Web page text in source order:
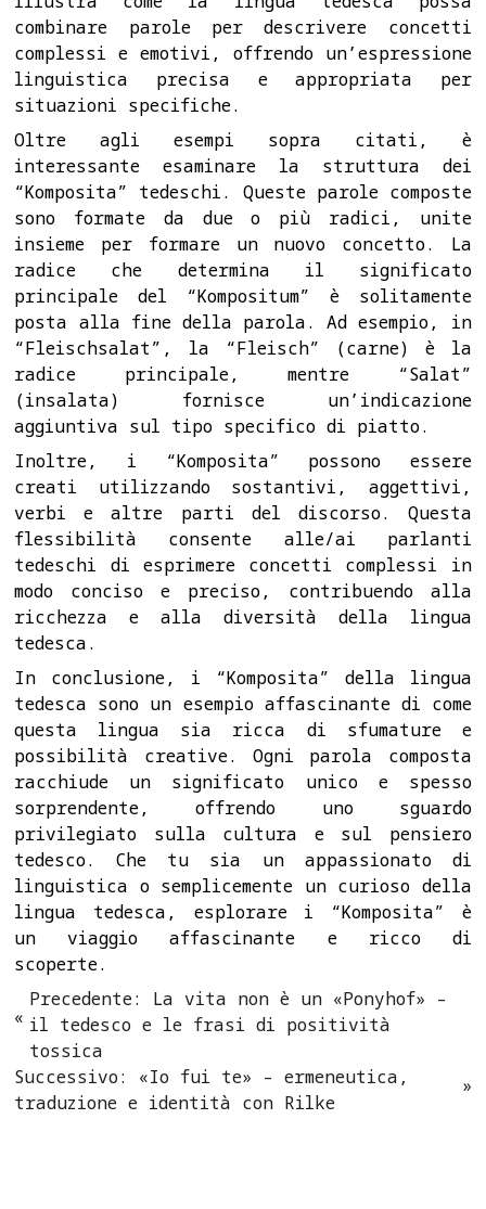
combinare parole per descrivere concetti
complessi e emotivi, offrendo un’espressione
linguistica precisa e appropriata per
situazioni specifiche.
Oltre agli esempi sopra citati, è
interessante esaminare la struttura dei
“Komposita” tedeschi. Queste parole composte
sono formate da due o più radici, unite
insieme per formare un nuovo concetto. La
radice che determina il significato
principale del “Kompositum” è solitamente
posta alla fine della parola. Ad esempio, in
“Fleischsalat”, la “Fleisch” (carne) è la
radice principale, mentre “Salat”
(insalata) fornisce un’indicazione
aggiuntiva sul tipo specifico di piatto.
Inoltre, i “Komposita” possono essere
creati utilizzando sostantivi, aggettivi,
verbi e altre parti del discorso. Questa
flessibilità consente alle/ai parlanti
tedeschi di esprimere concetti complessi in
modo conciso e preciso, contribuendo alla
ricchezza e alla diversità della lingua
tedesca.
In conclusione, i “Komposita” della lingua
tedesca sono un esempio affascinante di come
questa lingua sia ricca di sfumature e
possibilità creative. Ogni parola composta
racchiude un significato unico e spesso
sorprendente, offrendo uno sguardo
privilegiato sulla cultura e sul pensiero
tedesco. Che tu sia un appassionato di
linguistica o semplicemente un curioso della
lingua tedesca, esplorare i “Komposita” è
un viaggio affascinante e ricco di
scoperte.
Navigazione
articoli
Precedente:
La vita non è un «Ponyhof» –
il tedesco e le frasi di positività
tossica
Successivo:
«Io fui te» – ermeneutica,
traduzione e identità con Rilke